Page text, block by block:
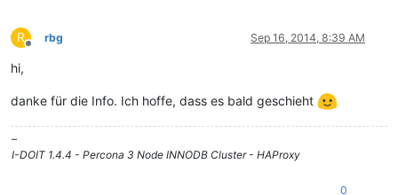
R
Offline
rbg Sep 16, 2014, 8:39 AM
hi,
danke für die Info. Ich hoffe, dass es bald geschieht
–
I-DOIT 1.4.4 - Percona 3 Node INNODB Cluster - HAProxy
0